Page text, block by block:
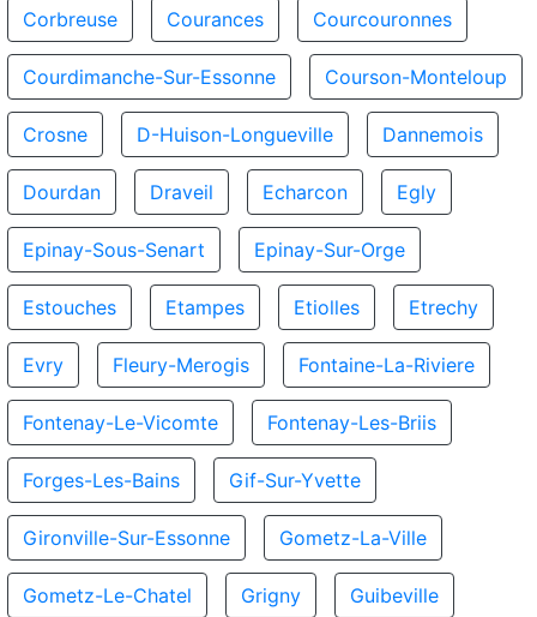
Corbreuse Courances Courcouronnes
Courdimanche-Sur-Essonne Courson-Monteloup
Crosne D-Huison-Longueville Dannemois
Dourdan Draveil Echarcon Egly
Epinay-Sous-Senart Epinay-Sur-Orge
Estouches Etampes Etiolles Etrechy
Evry Fleury-Merogis Fontaine-La-Riviere
Fontenay-Le-Vicomte Fontenay-Les-Briis
Forges-Les-Bains Gif-Sur-Yvette
Gironville-Sur-Essonne Gometz-La-Ville
Gometz-Le-Chatel Grigny Guibeville